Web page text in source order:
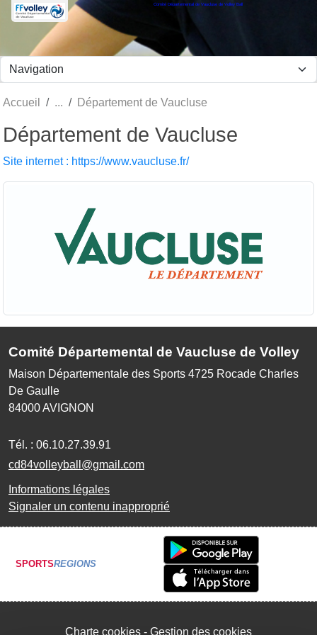
Comité Départemental de Vaucluse de Volley Ball
Accueil Département de Vaucluse
Département de Vaucluse
Site internet : https://www.vaucluse.fr/
Comité Départemental de Vaucluse de Volley
Maison Départementale des Sports 4725 Rocade Charles
De Gaulle
84000AVIGNON
Tél. : 06.10.27.39.91
cd84volleyball@gmail.com
Informations légales
Signaler un contenu inapproprié
SPORTSREGIONS
Charte cookies Gestion des cookies
Panneau de gestion des cookies